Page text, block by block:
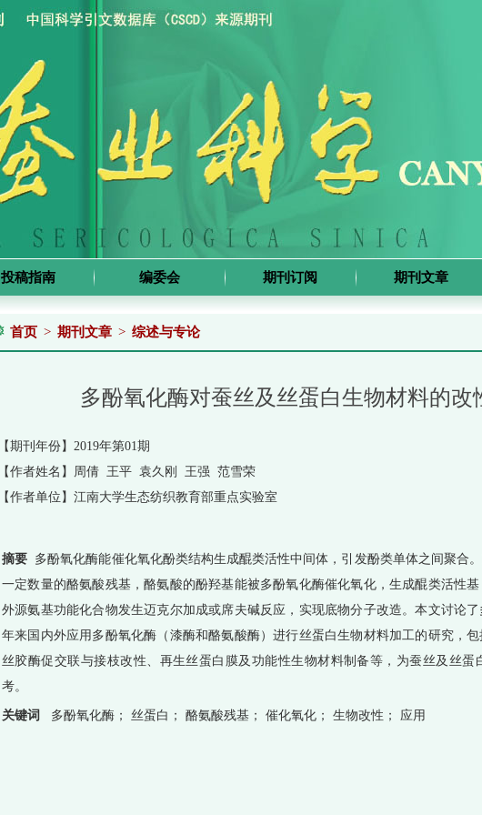
投稿指南 编委会 期刊订阅 期刊文章
首页 > 期刊文章 > 综述与专论
多酚氧化酶对蚕丝及丝蛋白生物材料的改
【期刊年份】2019年第01期
【作者姓名】周倩 王平 袁久刚 王强 范雪荣
【作者单位】江南大学生态纺织教育部重点实验室
摘要 多酚氧化酶能催化氧化酚类结构生成醌类活性中间体，引发酚类单体之间聚合
一定数量的酪氨酸残基，酪氨酸的酚羟基能被多酚氧化酶催化氧化，生成醌类活性
外源氨基功能化合物发生迈克尔加成或席夫碱反应，实现底物分子改造。本文讨论
年来国内外应用多酚氧化酶（漆酶和酪氨酸酶）进行丝蛋白生物材料加工的研究，
丝胶酶促交联与接枝改性、再生丝蛋白膜及功能性生物材料制备等，为蚕丝及丝
考。
关键词 多酚氧化酶； 丝蛋白； 酪氨酸残基； 催化氧化； 生物改性； 应用